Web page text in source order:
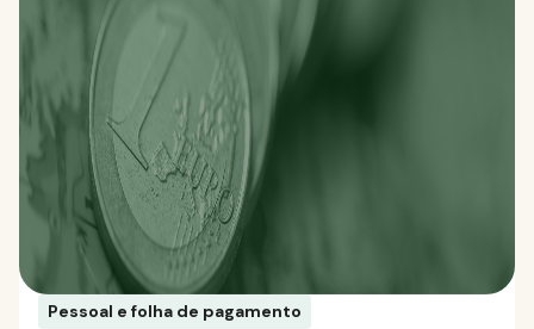
Pessoal e folha de pagamento